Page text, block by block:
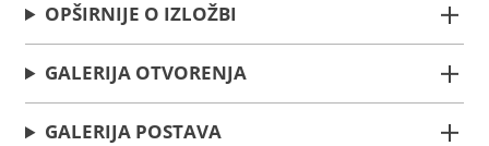
OPŠIRNIJE O IZLOŽBI
GALERIJA OTVORENJA
GALERIJA POSTAVA